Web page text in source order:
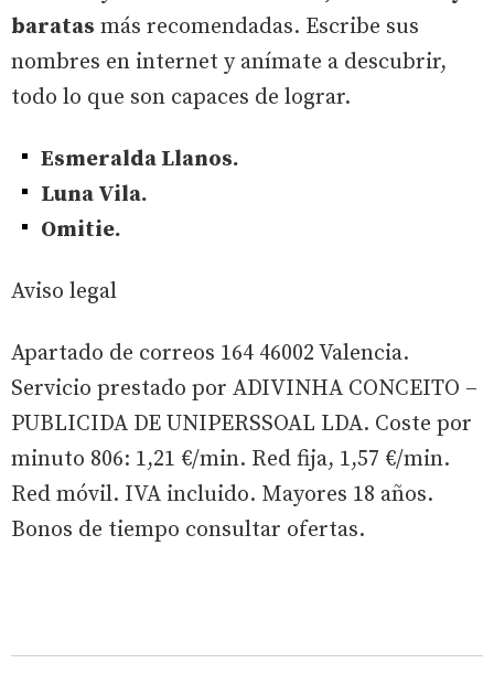
baratas más recomendadas. Escribe sus
nombres en internet y anímate a descubrir,
todo lo que son capaces de lograr.
Esmeralda Llanos.
Luna Vila.
Omitie.
Aviso legal
Apartado de correos 164 46002 Valencia.
Servicio prestado por ADIVINHA CONCEITO –
PUBLICIDA DE UNIPERSSOAL LDA. Coste por
minuto 806: 1,21 €/min. Red fija, 1,57 €/min.
Red móvil. IVA incluido. Mayores 18 años.
Bonos de tiempo consultar ofertas.